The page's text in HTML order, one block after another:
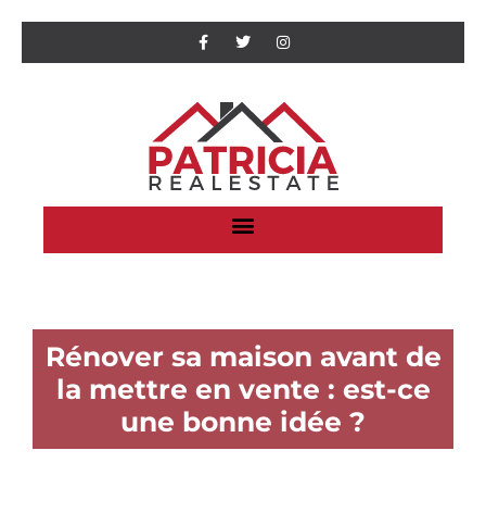
Rénover sa maison avant de
la mettre en vente : est-ce
une bonne idée ?